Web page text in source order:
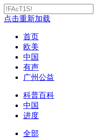
点击重新加载
首页
欧美
中国
有声
广州公益
科普百科
中国
进度
全部